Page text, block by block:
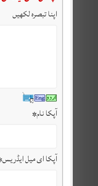
اپنا تبصرہ لکھیں
آپکا نام*
آپکا ای میل ایڈریس